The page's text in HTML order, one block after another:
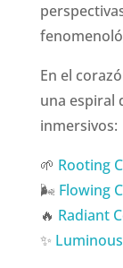
En el
una espiral
inmersivos:
🌱 Rooting
🌬️ Flowing
🔥 Radiant
✨